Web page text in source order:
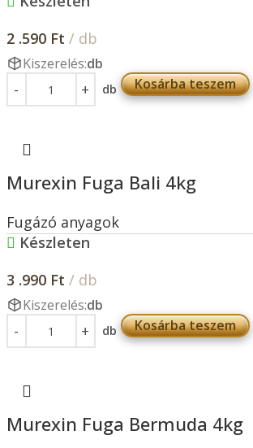
2 .590 Ft / db
Kiszerelés:db
db Kosárba teszem
Murexin Fuga Bali 4kg
Fugázó anyagok
Készleten
3 .990 Ft / db
Kiszerelés:db
db Kosárba teszem
Murexin Fuga Bermuda 4kg